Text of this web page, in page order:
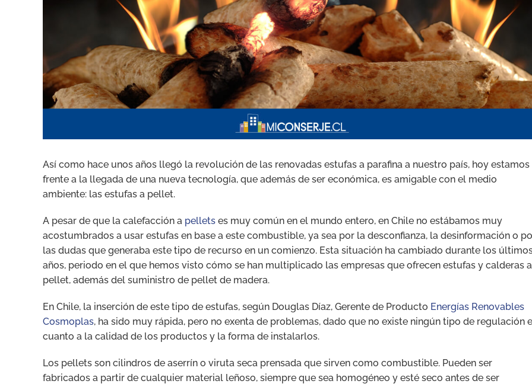
Así como hace unos años llegó la revolución de las renovadas estufas a parafina a nuestro país, hoy estamos
frente a la llegada de una nueva tecnología, que además de ser económica, es amigable con el medio
ambiente: las estufas a pellet.
A pesar de que la calefacción a pellets es muy común en el mundo entero, en Chile no estábamos muy
acostumbrados a usar estufas en base a este combustible, ya sea por la desconfianza, la desinformación o
las dudas que generaba este tipo de recurso en un comienzo. Esta situación ha cambiado durante los
años, periodo en el que hemos visto cómo se han multiplicado las empresas que ofrecen estufas y calderas a
pellet, además del suministro de pellet de madera.
En Chile, la inserción de este tipo de estufas, según Douglas Díaz, Gerente de Producto Energías Renovables
Cosmoplas, ha sido muy rápida, pero no exenta de problemas, dado que no existe ningún tipo de regulación
cuanto a la calidad de los productos y la forma de instalarlos.
Los pellets son cilindros de aserrín o viruta seca prensada que sirven como combustible. Pueden ser
fabricados a partir de cualquier material leñoso, siempre que sea homogéneo y esté seco antes de ser